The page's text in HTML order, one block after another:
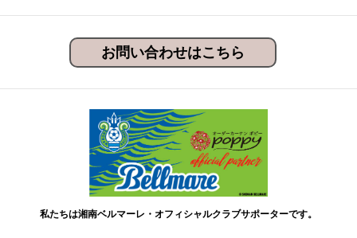
お問い合わせはこちら
私たちは湘南ベルマーレ・オフィシャルクラブサポーターです。